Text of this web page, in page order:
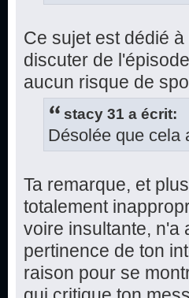
Ce sujet est dédié
discuter de
aucun risque de
stacy 31 a écrit:
Désolée que cela
Ta remarque, et
totalement
voire insultante, n'a
pertinence de ton
raison pour se